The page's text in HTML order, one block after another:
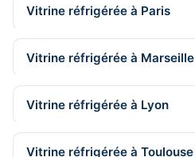
Vitrine réfrigérée à Paris
Vitrine réfrigérée à Marseille
Vitrine réfrigérée à Lyon
Vitrine réfrigérée à Toulouse